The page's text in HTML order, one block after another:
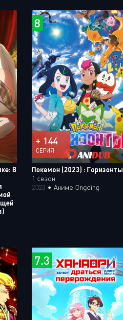
В
8
+ 144
СЕРИЯ
Покемон (2023) : Горизонты
1 сезон
2023 • Аниме Ongoing
7.3